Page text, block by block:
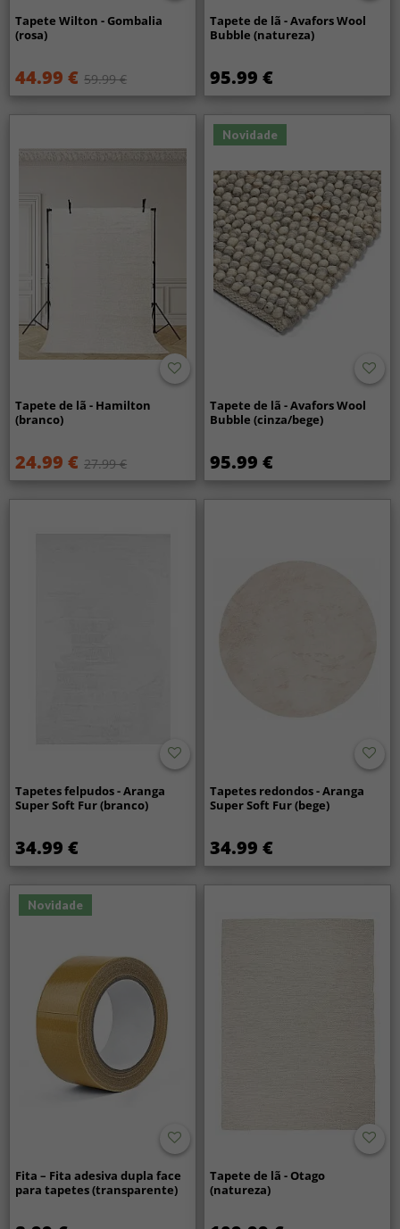
Tapete Wilton - Gombalia
(rosa)
44.99 € 59.99 €
Tapete de lã - Avafors Wool
Bubble (natureza)
95.99 €
Tapete de lã - Hamilton
(branco)
24.99 € 27.99 €
Novidade
Tapete de lã - Avafors Wool
Bubble (cinza/bege)
95.99 €
Tapetes felpudos - Aranga
Super Soft Fur (branco)
34.99 €
Tapetes redondos - Aranga
Super Soft Fur (bege)
34.99 €
Novidade
Fita – Fita adesiva dupla face
para tapetes (transparente)
Tapete de lã - Otago
(natureza)